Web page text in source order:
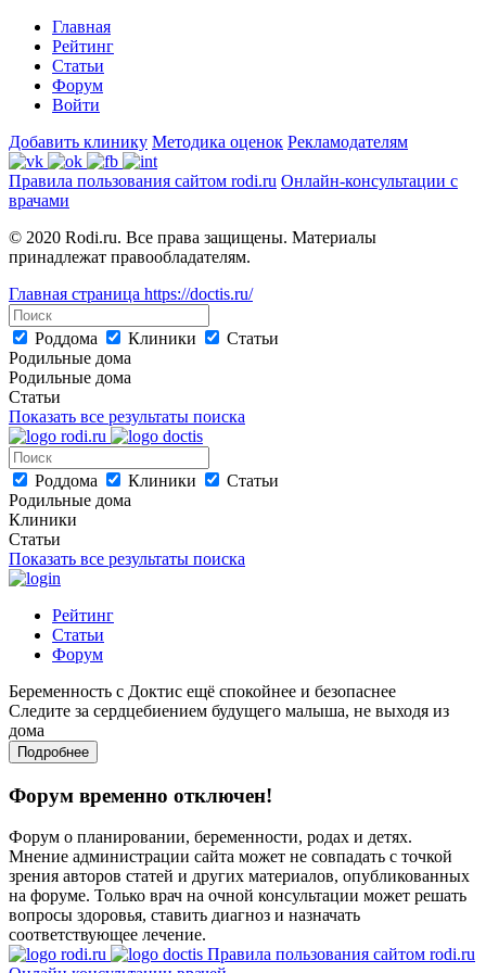
Главная
Рейтинг
Статьи
Форум
Войти
Добавить клинику Методика оценок Рекламодателям
Правила пользования сайтом rodi.ru Онлайн-консультации с
врачами
© 2020 Rodi.ru. Все права защищены. Материалы
принадлежат правообладателям.
Главная страница https://doctis.ru/
Роддома Клиники
Статьи
Родильные дома
Родильные дома
Статьи
Показать все результаты поиска
Роддома Клиники
Статьи
Родильные дома
Клиники
Статьи
Показать все результаты поиска
Рейтинг
Статьи
Форум
Беременность с Доктис ещё спокойнее и безопаснее
Следите за сердцебиением будущего малыша, не выходя из
дома
Подробнее
Форум временно отключен!
Форум о планировании, беременности, родах и детях.
Мнение администрации сайта может не совпадать с точкой
зрения авторов статей и других материалов, опубликованных
на форуме. Только врач на очной консультации может решать
вопросы здоровья, ставить диагноз и назначать
соответствующее лечение.
Правила пользования сайтом rodi.ru